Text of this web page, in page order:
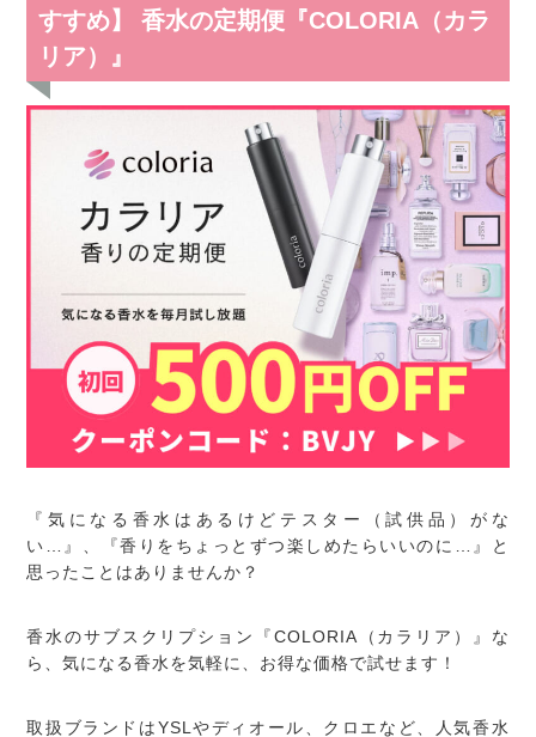
すすめ】 香水の定期便『COLORIA（カラ
リア）』
『気になる香水はあるけどテスター（試供品）がな
い…』、『香りをちょっとずつ楽しめたらいいのに…』と
思ったことはありませんか？
香水のサブスクリプション『COLORIA（カラリア）』な
ら、気になる香水を気軽に、お得な価格で試せます！
取扱ブランドはYSLやディオール、クロエなど、人気香水